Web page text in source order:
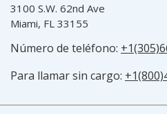
3100 S.W. 62nd Ave
Miami, FL 33155
Número de teléfono:
Para llamar sin cargo: